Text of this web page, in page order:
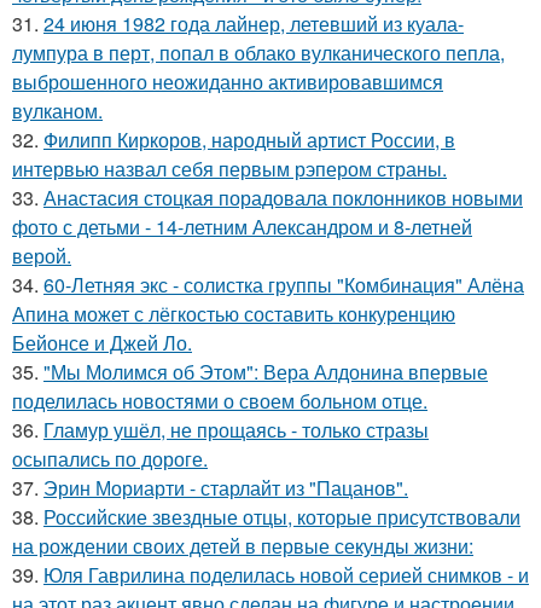
31. 24 июня 1982 года лайнер, летевший из куала-
лумпура в перт, попал в облако вулканического пепла,
выброшенного неожиданно активировавшимся
вулканом.
32. Филипп Киркоров, народный артист России, в
интервью назвал себя первым рэпером страны.
33. Анастасия стоцкая порадовала поклонников новыми
фото с детьми - 14-летним Александром и 8-летней
верой.
34. 60-Летняя экс - солистка группы "Комбинация" Алёна
Апина может с лёгкостью составить конкуренцию
Бейонсе и Джей Ло.
35. "Мы Молимся об Этом": Вера Алдонина впервые
поделилась новостями о своем больном отце.
36. Гламур ушёл, не прощаясь - только стразы
осыпались по дороге.
37. Эрин Мориарти - старлайт из "Пацанов".
38. Российские звездные отцы, которые присутствовали
на рождении своих детей в первые секунды жизни:
39. Юля Гаврилина поделилась новой серией снимков - и